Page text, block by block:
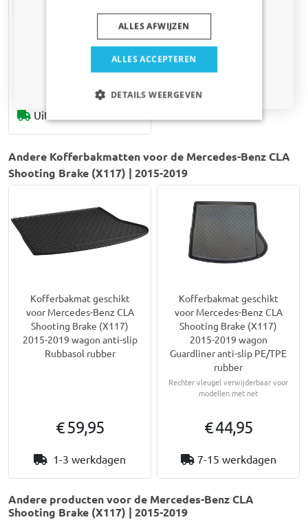
Kleinmetall Dogwalk³
Uit voorraad leverbaar
Andere Kofferbakmatten voor de Mercedes-Benz CLA
Shooting Brake (X117) | 2015-2019
Kofferbakmat geschikt
voor Mercedes-Benz CLA
Shooting Brake (X117)
2015-2019 wagon anti-slip
Rubbasol rubber
€ 59,95
1-3 werkdagen
Kofferbakmat geschikt
voor Mercedes-Benz CLA
Shooting Brake (X117)
2015-2019 wagon
Guardliner anti-slip PE/TPE
rubber
Rechter vleugel verwijderbaar voor
modellen met net
€ 44,95
7-15 werkdagen
Andere producten voor de Mercedes-Benz CLA
Shooting Brake (X117) | 2015-2019
ALLES ACCEPTEREN
ALLES AFWIJZEN
DETAILS WEERGEVEN
Bedrijfswagen
Huisdier